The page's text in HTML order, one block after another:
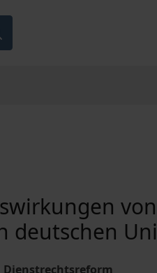
von
deutschen
Dienstrechtsreform